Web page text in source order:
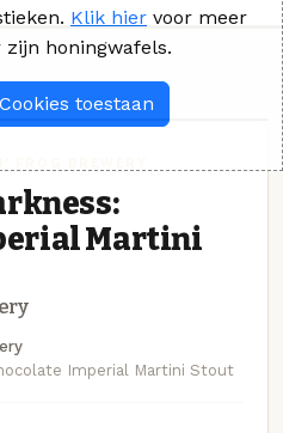
Martini
Imperial Martini Stout
Klik hier voor meer
honingwafels.
Cookies toestaan